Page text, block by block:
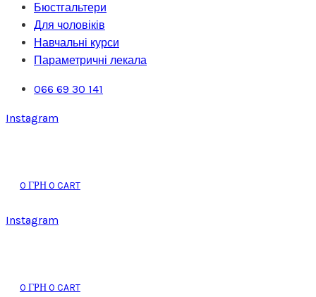
Бюстгальтери
Для чоловіків
Навчальні курси
Параметричні лекала
066 69 30 141
Instagram
0 ГРН 0 CART
Instagram
0 ГРН 0 CART